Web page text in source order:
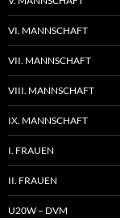
VI. MANNSCHAFT
VII. MANNSCHAFT
VIII. MANNSCHAFT
IX. MANNSCHAFT
I. FRAUEN
II. FRAUEN
U20W – DVM